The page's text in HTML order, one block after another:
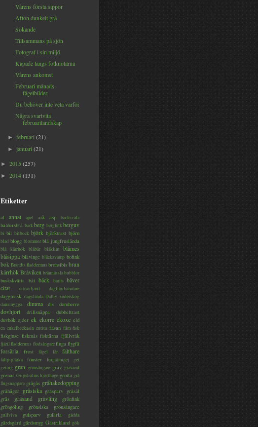
Vårens första sippor
Afton dunkelt grå
Sökande
Tillsammans på sjön
Fotograf i sin miljö
Kapade längs fotknölarna
Vårens ankomst
Februari månads
fågelbilder
Du behöver inte veta varför
Några svartvita
februarilandskap
►februari(21)
► januari(21)
► 2015 (257)
► 2014(131)
Etiketter
al annat apel ask asp backsvala
baldersbrå barkberg bergfinkberguv
bi bil bitbock björk björktrast björn
blad blogg blommor blå jungfruslända
blå kärrhök blåbär blåklint
blåmes
blåsippa blåvinge bläcksvamp bofink
bok Brandts fladdermus bronsibis brun
kärrhökBråviken brännässlabubblor
buskskvätta båt bäck bärfis bäver
citat
citronfjäril dagfjärilsmätare
daggmask dagslända Dalby söderskog
dansmygga
dimma dis domherre
dovhjort drillsnäppa
dubbeltrast
duvhök ejder ek ekorre ekoxe eld
en enkelbeckasin entita fasan film fisk
fiskgjuse fiskmås fisktärna fjällvråk
fjäril fladdermus flodsångarefluga flygfä
forsärla frost fågel får fälthare
fältpiplärka fönster förgätmigej
get
geting gran gransångare grav gravand
grenar Gripsholms hjorthage grotta grå
flugsnappare grågås gråhakedopping
gråhäger gråsiska gråsparv gråsäl
gräs
gräsand grävling
grönfink
gröngöling
grönsiska grönsångare
gullviva gulsparv gulärla gädda
gärdsgård gärdsmyg Gästrikland gök